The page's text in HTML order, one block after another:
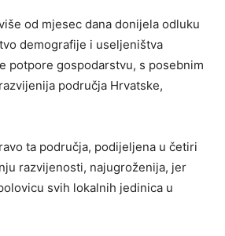
od mjesec dana donijela odluku
demografije i useljeništva
potpore gospodarstvu, s posebnim
područja Hrvatske,
ta područja, podijeljena u četiri
razvijenosti, najugroženija, jer
svih lokalnih jedinica u